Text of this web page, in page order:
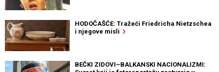
HODOČAŠĆE: Tražeći Friedricha Nietzschea
i njegove misli
BEČKI ZIDOVI–BALKANSKI NACIONALIZMI: